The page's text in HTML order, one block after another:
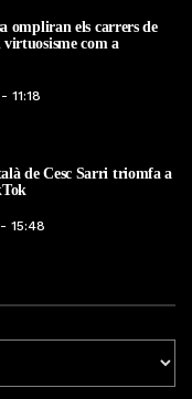
ompliran els carrers de
com a
11:18
de Cesc Sarri triomfa a
15:48